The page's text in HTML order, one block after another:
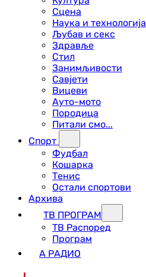
Сцена
Наука и технологија
Љубав и секс
Здравље
Стил
Занимљивости
Савјети
Вицеви
Ауто-мото
Породица
Питали смо...
Спорт
Фудбал
Кошарка
Тенис
Остали спортови
Архива
ТВ ПРОГРАМ
ТВ Распоред
Програм
А РАДИО